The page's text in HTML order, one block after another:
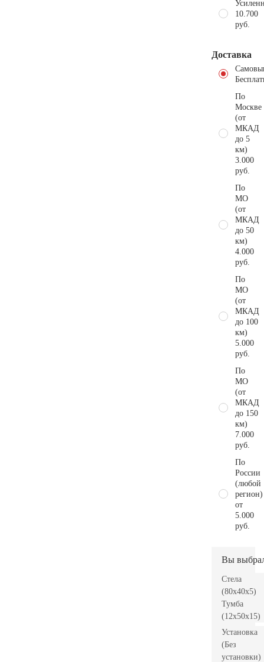
10.700
руб.
Доставка
По
Москве
(от
МКАД
до 5
км)
3.000
руб.
По
МО
(от
МКАД
до 50
км)
4.000
руб.
По
МО
(от
МКАД
до 100
км)
5.000
руб.
По
МО
(от
МКАД
до 150
км)
7.000
руб.
По
России
(любой
регион)
от
5.000
руб.
Вы
Стела
(80x40x5)
Тумба
(12x50x15)
Установка
(Без
установки)